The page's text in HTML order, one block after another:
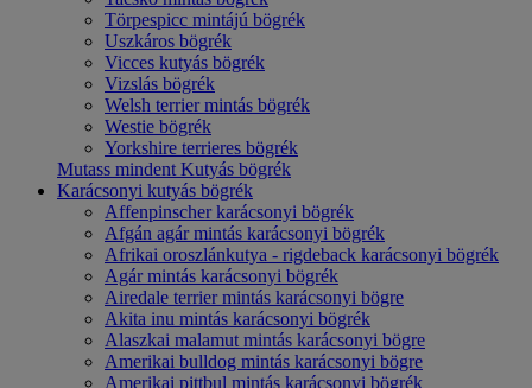
Törpespicc mintájú bögrék
Uszkáros bögrék
Vicces kutyás bögrék
Vizslás bögrék
Welsh terrier mintás bögrék
Westie bögrék
Yorkshire terrieres bögrék
Mutass mindent Kutyás bögrék
Karácsonyi kutyás bögrék
Affenpinscher karácsonyi bögrék
Afgán agár mintás karácsonyi bögrék
Afrikai oroszlánkutya - rigdeback karácsonyi bögrék
Agár mintás karácsonyi bögrék
Airedale terrier mintás karácsonyi bögre
Akita inu mintás karácsonyi bögrék
Alaszkai malamut mintás karácsonyi bögre
Amerikai bulldog mintás karácsonyi bögre
Amerikai pittbul mintás karácsonyi bögrék